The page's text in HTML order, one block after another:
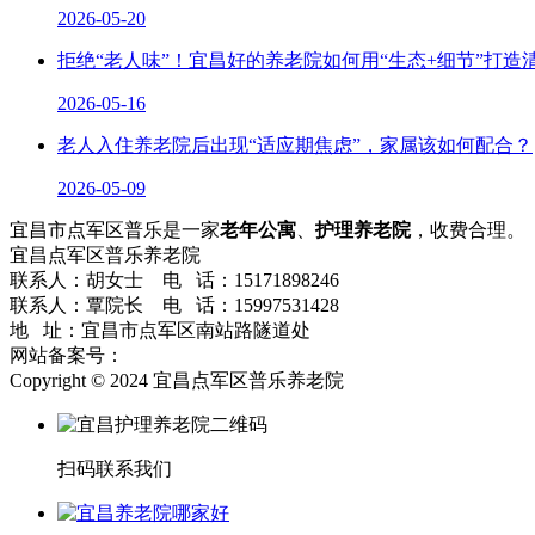
2026-05-20
拒绝“老人味”！宜昌好的养老院如何用“生态+细节”打造
2026-05-16
老人入住养老院后出现“适应期焦虑”，家属该如何配合？
2026-05-09
宜昌市点军区普乐是一家老年公寓 护理养老院，收费合理。
宜昌点军区普乐养老院
联系人：胡女士 电 话：15171898246
联系人：覃院长 电 话：15997531428
地 址：宜昌市点军区南站路隧道处
网站备案号：
Copyright © 2024 宜昌点军区普乐养老院
扫码联系我们